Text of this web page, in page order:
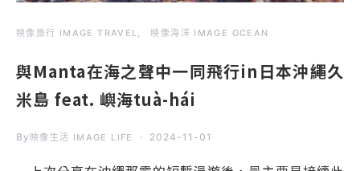
映像旅行 IMAGE TRAVEL 映像海洋 IMAGE OCEAN
與Manta在海之聲中一同飛行in日本沖繩久
米島 feat. 嶼海tuà-hái
By 映像生活 IMAGE LIFE 2024-11-01